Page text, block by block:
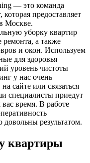
— это команда
предоставляет
Москве.
уборку квартир
а также
и окон. Используем
для здоровья
уровень чистоты
у нас очень
сайте или связаться
специалисты приедут
время. В работе
результатом.
квартиры